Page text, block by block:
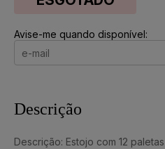
Avise-me quando disponível:
Descrição
Descrição: Estojo com 12